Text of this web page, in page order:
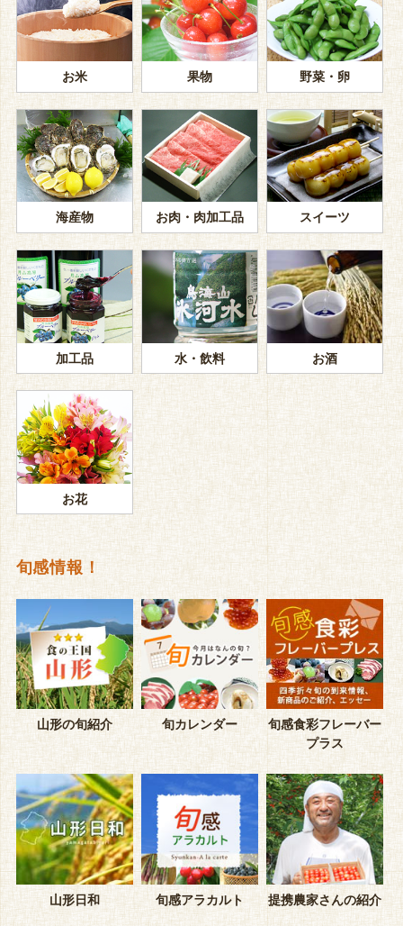
お米 果物 野菜・卵
海産物 お肉・肉加工品 スイーツ
加工品 水・飲料 お酒
お花
旬感情報！
山形の旬紹介 旬カレンダー
旬感食彩フレーバー
プラス
山形日和 旬感アラカルト 提携農家さんの紹介